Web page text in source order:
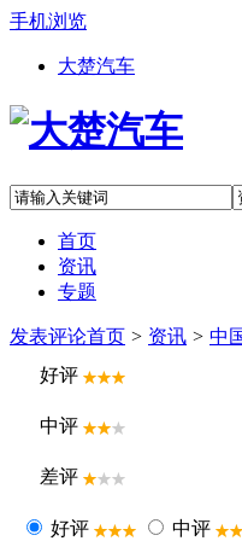
手机浏览
大楚汽车
首页
资讯
专题
发表评论首页 > 资讯 > 中
好评
中评
差评
好评 中评